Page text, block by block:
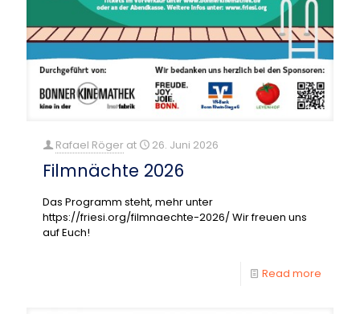
Rafael Röger at 26. Juni 2026
Filmnächte 2026
Das Programm steht, mehr unter
https://friesi.org/filmnaechte-2026/ Wir freuen uns
auf Euch!
Read more